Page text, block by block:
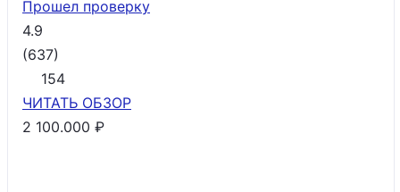
Прошел проверку
4.9
(637)
154
ЧИТАТЬ ОБЗОР
2 100.000 ₽